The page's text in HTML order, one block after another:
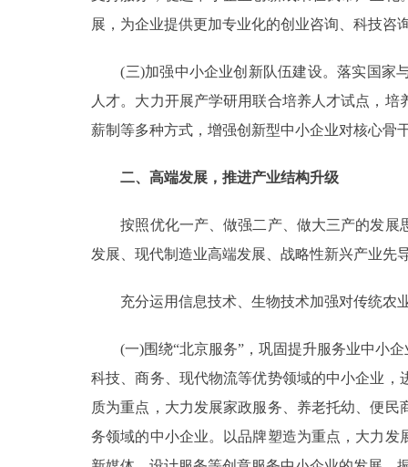
展，为企业提供更加专业化的创业咨询、科技
(三)加强中小企业创新队伍建设。落实国家与
人才。大力开展产学研用联合培养人才试点，
薪制等多种方式，增强创新型中小企业对核心骨
二、高端发展，推进产业结构升级
按照优化一产、做强二产、做大三产的发展
发展、现代制造业高端发展、战略性新兴产业先
充分运用信息技术、生物技术加强对传统农业
(一)围绕“北京服务”，巩固提升服务业中小企
科技、商务、现代物流等优势领域的中小企业
质为重点，大力发展家政服务、养老托幼、便
务领域的中小企业。以品牌塑造为重点，大力